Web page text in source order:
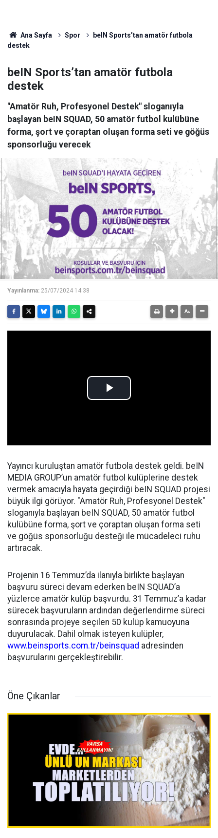
Ana Sayfa Spor
beIN Sports’tan amatör futbola
destek
beIN Sports’tan amatör futbola
destek
"Amatör Ruh, Profesyonel Destek" sloganıyla
başlayan beIN SQUAD, 50 amatör futbol kulübüne
forma, şort ve çoraptan oluşan forma seti ve göğüs
sponsorluğu verecek
Yayınlanma: 25/07/2024 14:38
Yayıncı kuruluştan amatör futbola destek geldi. beIN
MEDIA GROUP’un amatör futbol kulüplerine destek
vermek amacıyla hayata geçirdiği beIN SQUAD projesi
büyük ilgi görüyor. "Amatör Ruh, Profesyonel Destek"
sloganıyla başlayan beIN SQUAD, 50 amatör futbol
kulübüne forma, şort ve çoraptan oluşan forma seti
ve göğüs sponsorluğu desteği ile mücadeleci ruhu
artıracak.
Projenin 16 Temmuz’da ilanıyla birlikte başlayan
başvuru süreci devam ederken beIN SQUAD’a
yüzlerce amatör kulüp başvurdu. 31 Temmuz’a kadar
sürecek başvuruların ardından değerlendirme süreci
sonrasında projeye seçilen 50 kulüp kamuoyuna
duyurulacak. Dahil olmak isteyen kulüpler,
www.beinsports.com.tr/beinsquad adresinden
başvurularını gerçekleştirebilir.
Öne Çıkanlar